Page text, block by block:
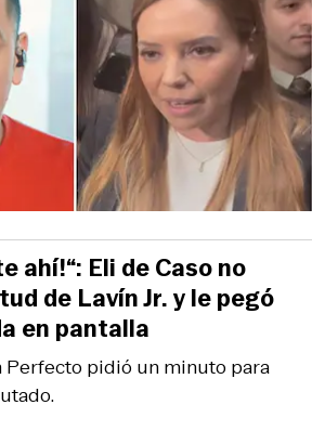
Perfecto pidió un minuto para
ahí!“: Eli de Caso no
de Lavín Jr. y le pegó
en pantalla